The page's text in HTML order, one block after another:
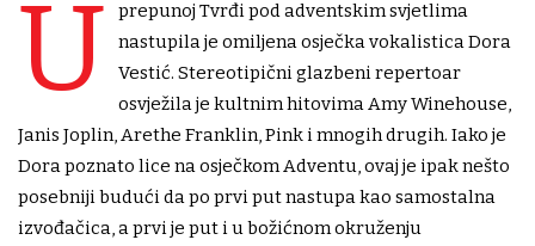
U
prepunoj Tvrđi pod adventskim svjetlima
nastupila je omiljena osječka vokalistica Dora
Vestić. Stereotipični glazbeni repertoar
osvježila je kultnim hitovima Amy Winehouse,
Janis Joplin, Arethe Franklin, Pink i mnogih drugih. Iako je
Dora poznato lice na osječkom Adventu, ovaj je ipak nešto
posebniji budući da po prvi put nastupa kao samostalna
izvođačica, a prvi je put i u božićnom okruženju